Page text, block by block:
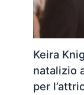
Keira
natalizio
per